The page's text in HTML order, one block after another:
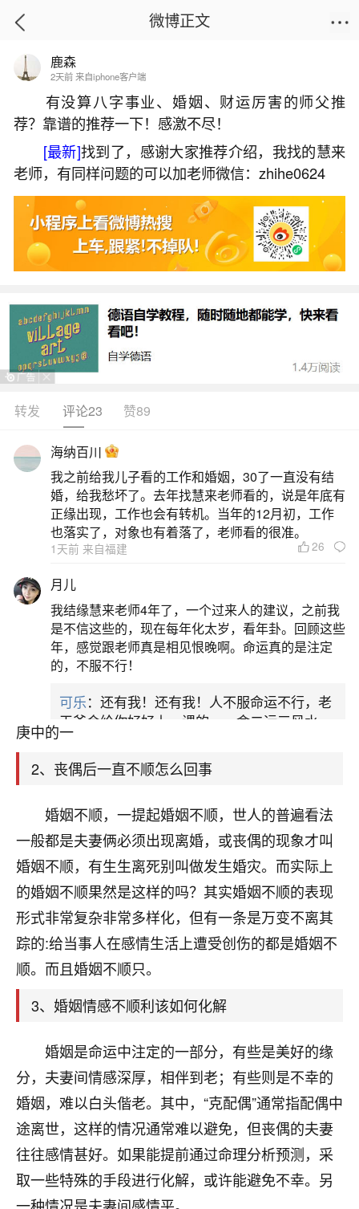
首页
丧偶属于婚姻不顺吗？
2026-06-01 10:51:26 15 2 赞
生活中像丧偶属于婚姻不顺吗？都是很常见的
问题，但是小问题不注意可能会引起大麻烦，下面
就这个问题给大家做一些解读：
1、八字看离婚及克夫克妻—丧偶
日月支刑冲：若八字中日支（配偶宫）与月支
相刑或相冲，夫妻间难以沟通。女命伤官或枭神：
女性八字中若天干有伤官或枭神，可能好骂夫，或
日干克日支（配偶宫），表示婚姻不顺。戌见亥：
若八字中戌与亥多见，特别是流年支与年支或日支
相见，往往婚事不佳。三、八字论克夫克妻及丧偶
天干地支配合克偶：若八字中天干有甲、丁、戊、
庚中的一
2、丧偶后一直不顺怎么回事
婚姻不顺，一提起婚姻不顺，世人的普遍看法
一般都是夫妻俩必须出现离婚，或丧偶的现象才叫
婚姻不顺，有生生离死别叫做发生婚灾。而实际上
的婚姻不顺果然是这样的吗？其实婚姻不顺的表现
形式非常复杂非常多样化，但有一条是万变不离其
踪的:给当事人在感情生活上遭受创伤的都是婚姻不
顺。而且婚姻不顺只。
3、婚姻情感不顺利该如何化解
婚姻是命运中注定的一部分，有些是美好的缘
分，夫妻间情感深厚，相伴到老；有些则是不幸的
婚姻，难以白头偕老。其中，“克配偶”通常指配偶中
途离世，这样的情况通常难以避免，但丧偶的夫妻
往往感情甚好。如果能提前通过命理分析预测，采
取一些特殊的手段进行化解，或许能避免不幸。另
微博正文
鹿森
2天前 来自iphone客户端
有没算八字事业、婚姻、财运厉害的师父推
荐？靠谱的推荐一下！感激不尽！
[最新]找到了，感谢大家推荐介绍，我找的慧来
老师，有同样问题的可以加老师微信：zhihe0624
转发 评论23 赞89
海纳百川
我之前给我儿子看的工作和婚姻，30了一直没有结
婚，给我愁坏了。去年找慧来老师看的，说是年底有
正缘出现，工作也会有转机。当年的12月初，工作
也落实了，对象也有着落了，老师看的很准。
1天前 来自福建 26
月儿
我结缘慧来老师4年了，一个过来人的建议，之前我
是不信这些的，现在每年化太岁，看年卦。回顾这些
年，感觉跟老师真是相见恨晚啊。命运真的是注定
的，不服不行！
可乐：还有我！还有我！人不服命运不行，老
天爷会给你好好上一课的。一命二运三风水，
平安是福：我也是每年找老师化太岁，看年
卦，认识老师3年了，都是缘分啊！
17分钟前 来自湖北 19
心若莲花
我是做餐饮的，这两年，生意屡屡受挫，店开一家关
一家，要么生意不好，生意好的就出事。前些年攒的
家底快败光了，真是倒霉！我也想找人看看到底怎么
回事？
鹿森：你可以找老师看看，人有时不服命不行
太阳当空赵：我也做餐饮的，生意不算大，但
址、风水、还有开业日子，哪哪都看了，虽然
大环境不好，但是我家生意还可以，前几天又
刚找老师做了补财库，希望财运更好一点！
2小时前 来自海南 18
梦醒时分
我女儿高二叛逆，大半年不上学，一说她就要死要活
的，把我们两口子愁的不行，朋友给我推荐的慧来老